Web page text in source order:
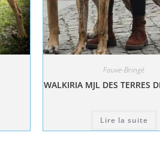
Fauve-Bringé
WALKIRIA MJL DES TERRES
Lire la suite